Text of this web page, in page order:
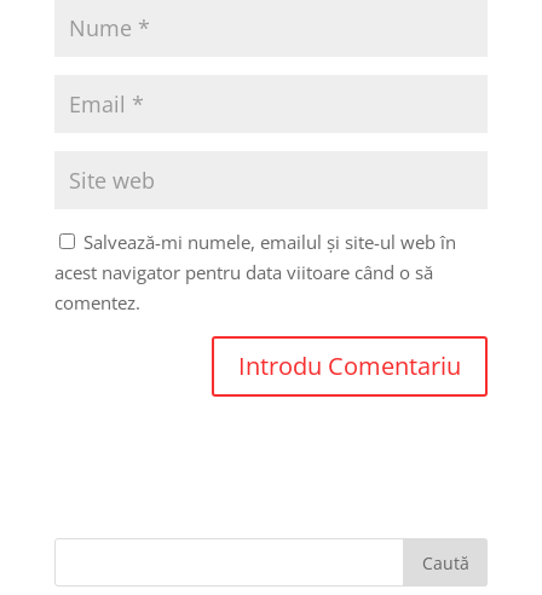
Salvează-mi numele, emailul și site-ul web în
acest navigator pentru data viitoare când o să
comentez.
Caută